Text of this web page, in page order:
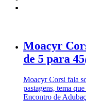
Moacyr
de 5 para
Moacyr Corsi fala
pastagens, tema
Encontro de